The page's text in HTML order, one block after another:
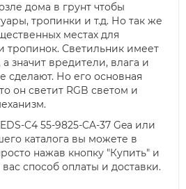
дома в грунт чтобы
тропинки и т.д. Но так же
местах для
тропинок. Светильник имеет
значит вредители, влага и
сделают. Но его основная
он светит RGB светом и
C4 55-9825-CA-37 Gea или
каталога вы можете в
нажав кнопку "Купить" и
способ оплаты и доставки.